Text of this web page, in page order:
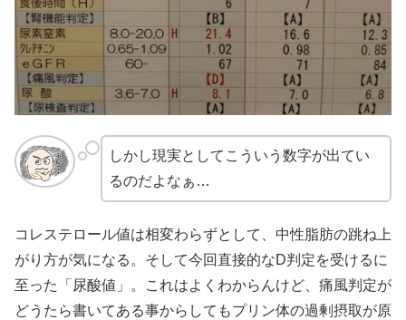
しかし現実としてこういう数字が出てい
るのだよなぁ…
コレステロール値は相変わらずとして、中性脂肪の跳ね上
がり方が気になる。そして今回直接的なD判定を受けるに
至った「尿酸値」。これはよくわからんけど、痛風判定が
どうたら書いてある事からしてもプリン体の過剰摂取が原